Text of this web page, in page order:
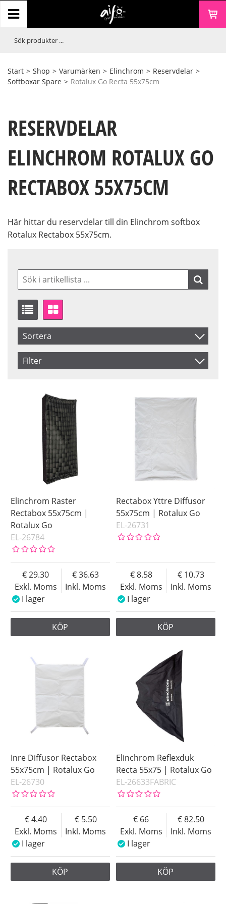
Start > Shop > Varumärken > Elinchrom > Reservdelar >
Softboxar Spare > Rotalux Go Recta 55x75cm
RESERVDELAR
ELINCHROM ROTALUX GO
RECTABOX 55X75CM
Här hittar du reservdelar till din Elinchrom softbox
Rotalux Rectabox 55x75cm.
Sortera
Artikelkod
Filter
I lager
Elinchrom Raster
Rectabox 55x75cm |
Rotalux Go
EL-26784
Exkl. Moms
29.30
Inkl. Moms
36.63
I lager
KÖP
Rectabox Yttre Diffusor
55x75cm | Rotalux Go
EL-26731
Exkl. Moms
8.58
Inkl. Moms
10.73
I lager
KÖP
Inre Diffusor Rectabox
55x75cm | Rotalux Go
EL-26730
Exkl. Moms
4.40
Inkl. Moms
5.50
I lager
KÖP
Elinchrom Reflexduk
Recta 55x75 | Rotalux Go
EL-26633FABRIC
Exkl. Moms
66
Inkl. Moms
82.50
I lager
KÖP